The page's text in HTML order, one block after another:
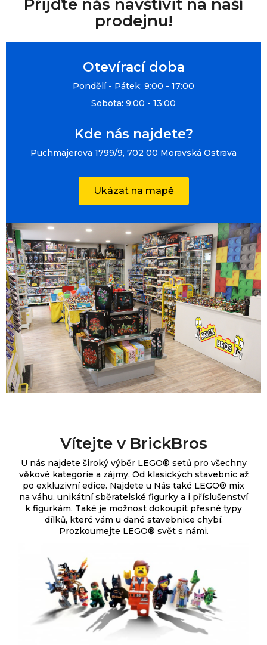
Přijďte nás navštívit na naší
prodejnu!
Otevírací doba
Pondělí - Pátek: 9:00 - 17:00
Sobota: 9:00 - 13:00
Kde nás najdete?
Puchmajerova 1799/9, 702 00 Moravská Ostrava
Ukázat na mapě
Vítejte v BrickBros
U nás najdete široký výběr LEGO® setů pro všechny
věkové kategorie a zájmy. Od klasických stavebnic až
po exkluzivní edice. Najdete u Nás také LEGO® mix
na váhu, unikátní sběratelské figurky a i příslušenství
k figurkám. Také je možnost dokoupit přesné typy
dílků, které vám u dané stavebnice chybí.
Prozkoumejte LEGO® svět s námi.